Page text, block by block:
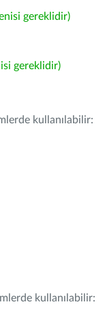
gereklidir)
gereklidir)
kullanılabilir:
kullanılabilir: